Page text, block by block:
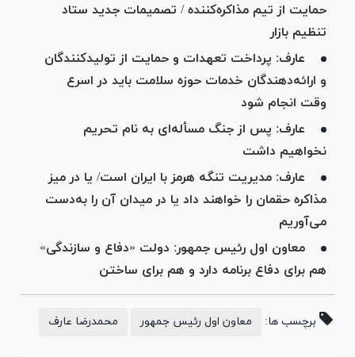
حمایت از تیم مذاکره‌کننده / تصمیمات جدید ستاد
تنظیم بازار
عارف: پرداخت تعهدات و حمایت از تولیدکنندگان
و ارائه‌دهندگان خدمات حوزه سلامت باید در اسرع
وقت انجام شود
عارف: پس از جنگ مسأله‌ای به نام تحریم
نخواهیم داشت
عارف: مدیریت تنگه هرمز با ایران است/ یا در میز
مذاکره حقمان را خواهند داد یا در میدان آن را به‌دست
می‌آوریم
معاون اول رئیس جمهور: دولت «دفاع و سازندگی»
هم برای دفاع برنامه دارد و هم برای ساختن
برچسب ها: معاون اول رئیس جمهور محمدرضا عارف